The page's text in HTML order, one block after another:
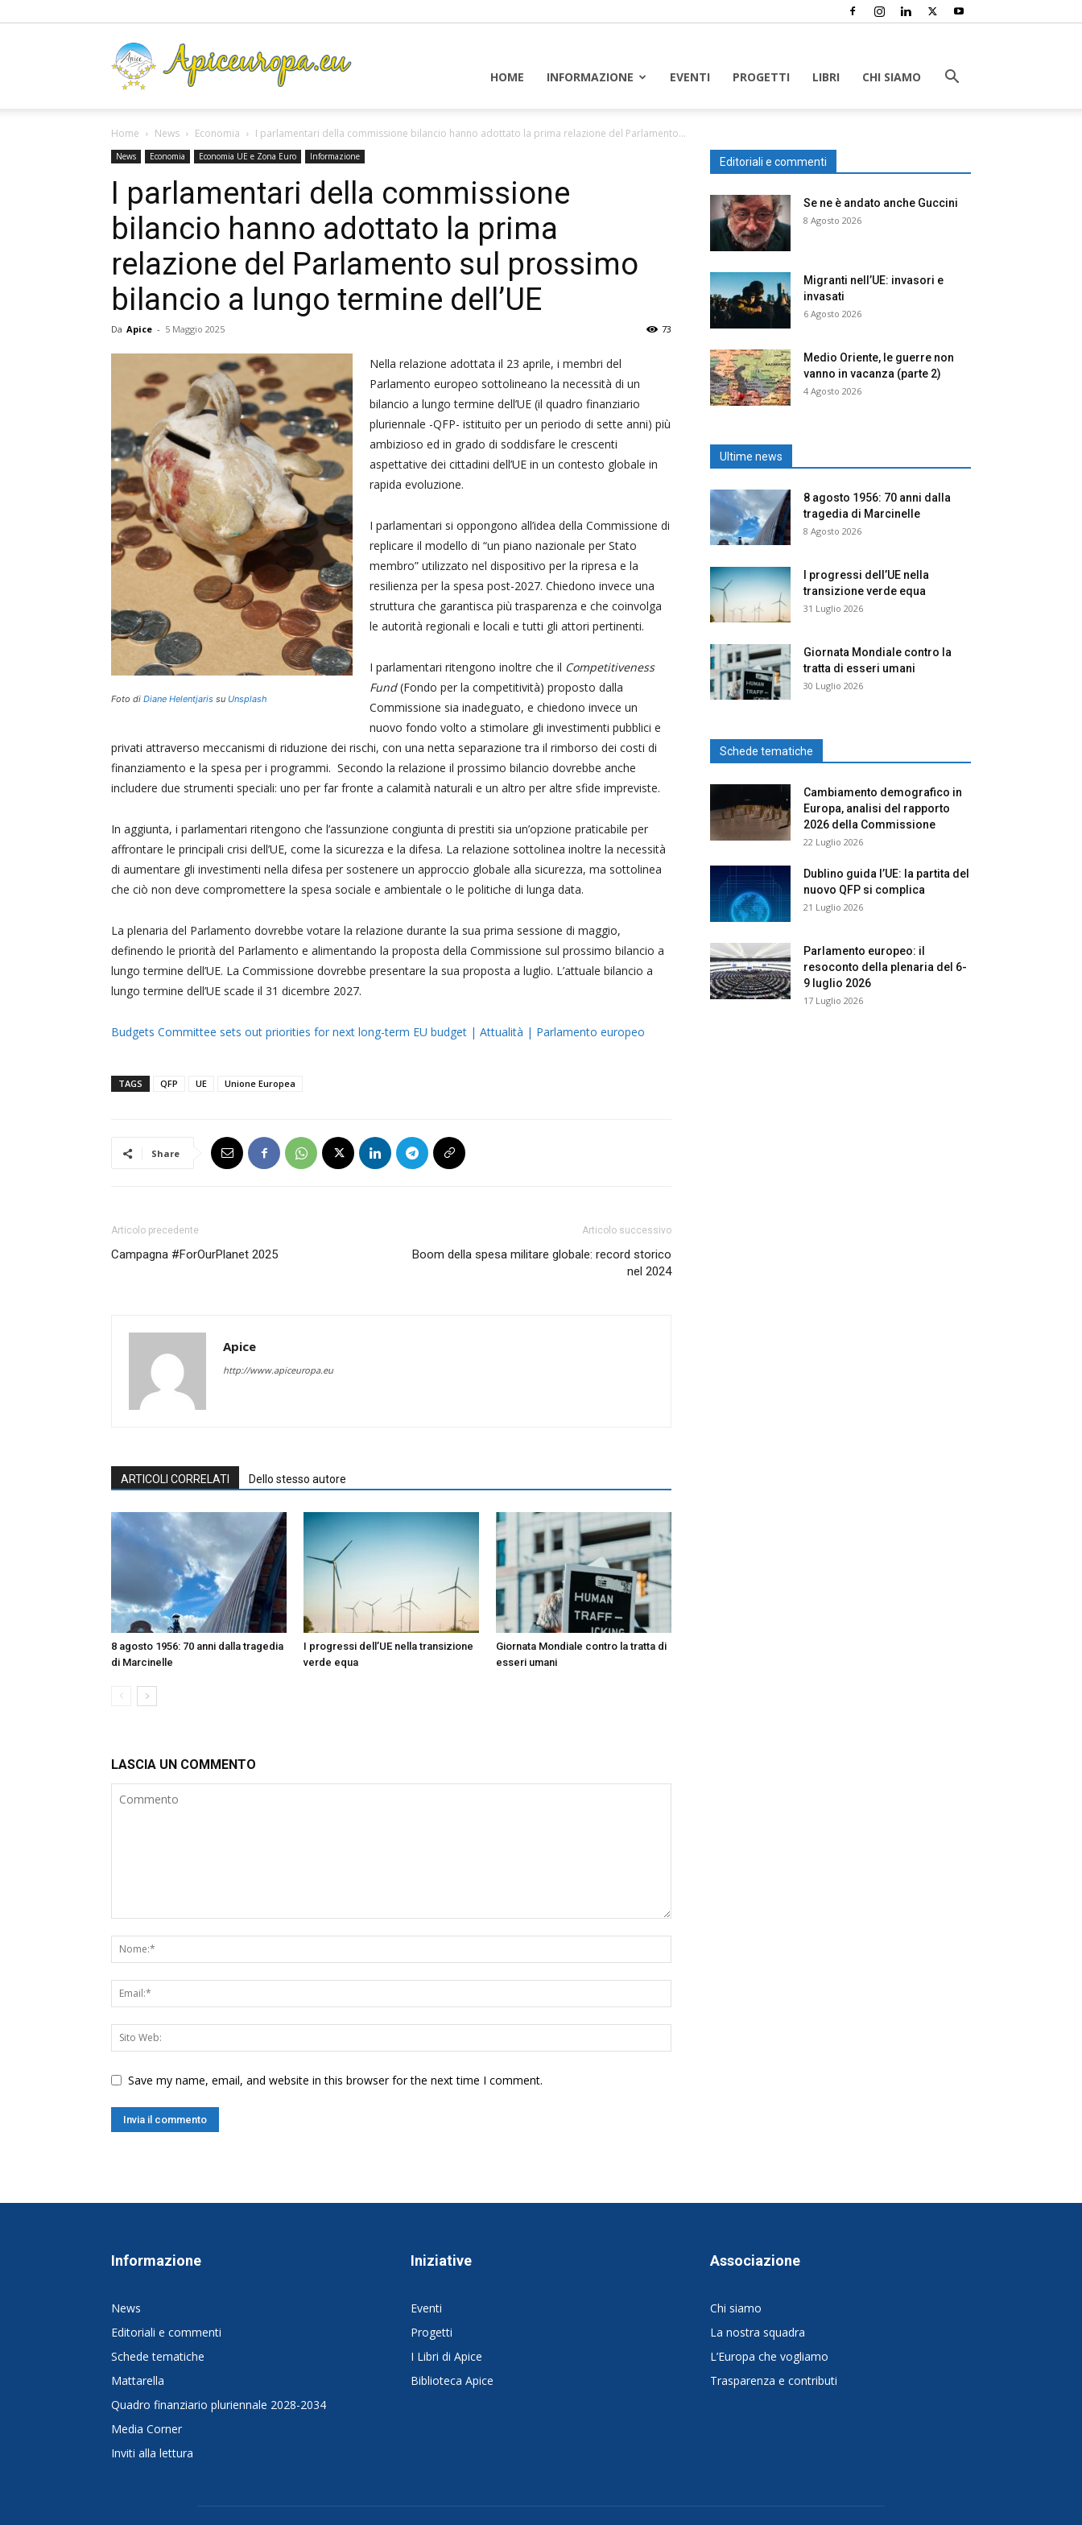
HOME INFORMAZIONE EVENTI PROGETTI LIBRI CHI SIAMO
Home News Economia I parlamentari della commissione bilancio hanno adottato la prima relazione del Parlamento...
News Economia Economia UE e Zona Euro Informazione
I parlamentari della commissione
bilancio hanno adottato la prima
relazione del Parlamento sul prossimo
bilancio a lungo termine dell’UE
Da Apice - 5 Maggio 2025 73
Foto di Diane Helentjaris su Unsplash
Nella relazione adottata il 23 aprile, i membri del
Parlamento europeo sottolineano la necessità di un
bilancio a lungo termine dell’UE (il quadro finanziario
pluriennale -QFP- istituito per un periodo di sette anni) più
ambizioso ed in grado di soddisfare le crescenti
aspettative dei cittadini dell’UE in un contesto globale in
rapida evoluzione.
I parlamentari si oppongono all’idea della Commissione di
replicare il modello di “un piano nazionale per Stato
membro” utilizzato nel dispositivo per la ripresa e la
resilienza per la spesa post-2027. Chiedono invece una
struttura che garantisca più trasparenza e che coinvolga
le autorità regionali e locali e tutti gli attori pertinenti.
I parlamentari ritengono inoltre che il Competitiveness
Fund(Fondo per la competitività) proposto dalla
Commissione sia inadeguato, e chiedono invece un
nuovo fondo volto a stimolare gli investimenti pubblici e
privati attraverso meccanismi di riduzione dei rischi, con una netta separazione tra il rimborso dei costi di
finanziamento e la spesa per i programmi. Secondo la relazione il prossimo bilancio dovrebbe anche
includere due strumenti speciali: uno per far fronte a calamità naturali e un altro per altre sfide impreviste.
In aggiunta, i parlamentari ritengono che l’assunzione congiunta di prestiti sia un’opzione praticabile per
affrontare le principali crisi dell’UE, come la sicurezza e la difesa. La relazione sottolinea inoltre la necessità
di aumentare gli investimenti nella difesa per sostenere un approccio globale alla sicurezza, ma sottolinea
che ciò non deve compromettere la spesa sociale e ambientale o le politiche di lunga data.
La plenaria del Parlamento dovrebbe votare la relazione durante la sua prima sessione di maggio,
definendo le priorità del Parlamento e alimentando la proposta della Commissione sul prossimo bilancio a
lungo termine dell’UE. La Commissione dovrebbe presentare la sua proposta a luglio. L’attuale bilancio a
lungo termine dell’UE scade il 31 dicembre 2027.
Budgets Committee sets out priorities for next long-term EU budget | Attualità | Parlamento europeo
TAGS QFP UE Unione Europea
Share
Articolo precedente
Campagna #ForOurPlanet 2025
Articolo successivo
Boom della spesa militare globale: record storico
nel 2024
Apice
http://www.apiceuropa.eu
ARTICOLI CORRELATI Dello stesso autore
8 agosto 1956: 70 anni dalla tragedia
di Marcinelle
I progressi dell’UE nella transizione
verde equa
Giornata Mondiale contro la tratta di
esseri umani
LASCIA UN COMMENTO
Save my name, email, and website in this browser for the next time I comment.
Editoriali e commenti
Se ne è andato anche Guccini
8 Agosto 2026
Migranti nell’UE: invasori e
invasati
6 Agosto 2026
Medio Oriente, le guerre non
vanno in vacanza (parte 2)
4 Agosto 2026
Ultime news
8 agosto 1956: 70 anni dalla
tragedia di Marcinelle
8 Agosto 2026
I progressi dell’UE nella
transizione verde equa
31 Luglio 2026
Giornata Mondiale contro la
tratta di esseri umani
30 Luglio 2026
Schede tematiche
Cambiamento demografico in
Europa, analisi del rapporto
2026 della Commissione
22 Luglio 2026
Dublino guida l’UE: la partita del
nuovo QFP si complica
21 Luglio 2026
Parlamento europeo: il
resoconto della plenaria del 6-
9 luglio 2026
17 Luglio 2026
Informazione
News
Editoriali e commenti
Schede tematiche
Mattarella
Quadro finanziario pluriennale 2028-2034
Media Corner
Inviti alla lettura
Iniziative
Eventi
Progetti
I Libri di Apice
Biblioteca Apice
Associazione
Chi siamo
La nostra squadra
L’Europa che vogliamo
Trasparenza e contributi